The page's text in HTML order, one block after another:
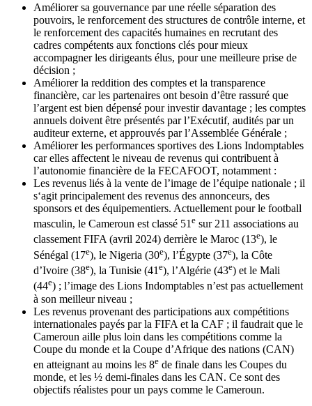
Améliorer sa gouvernance par une réelle séparation des
pouvoirs, le renforcement des structures de contrôle interne, et
le renforcement des capacités humaines en recrutant des
cadres compétents aux fonctions clés pour mieux
accompagner les dirigeants élus, pour une meilleure prise de
décision ;
Améliorer la reddition des comptes et la transparence
financière, car les partenaires ont besoin d’être rassuré que
l’argent est bien dépensé pour investir davantage ; les comptes
annuels doivent être présentés par l’Exécutif, audités par un
auditeur externe, et approuvés par l’Assemblée Générale ;
Améliorer les performances sportives des Lions Indomptables
car elles affectent le niveau de revenus qui contribuent à
l’autonomie financière de la FECAFOOT, notamment :
Les revenus liés à la vente de l’image de l’équipe nationale ; il
s‘agit principalement des revenus des annonceurs, des
sponsors et des équipementiers. Actuellement pour le football
masculin, le Cameroun est classé 51 e sur 211 associations au
classement FIFA (avril 2024) derrière le Maroc (13e), le
Sénégal (17e), le Nigeria (30e), l’Égypte (37e), la Côte
d’Ivoire (38e), la Tunisie (41 e), l’Algérie (43e) et le Mali
(44e) ; l’image des Lions Indomptables n’est pas actuellement
à son meilleur niveau ;
Les revenus provenant des participations aux compétitions
internationales payés par la FIFA et la CAF ; il faudrait que le
Cameroun aille plus loin dans les compétitions comme la
Coupe du monde et la Coupe d’Afrique des nations (CAN)
en atteignant au moins les 8e de finale dans les Coupes du
monde, et les ½ demi-finales dans les CAN. Ce sont des
objectifs réalistes pour un pays comme le Cameroun.